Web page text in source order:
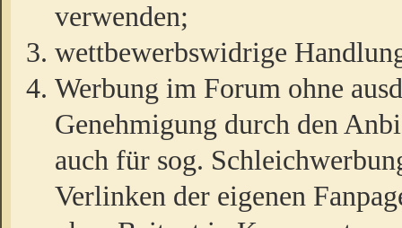
verwenden;
wettbewerbswidrige
Werbung im Forum ohne
Genehmigung durch den
auch für sog.
Verlinken der eigenen